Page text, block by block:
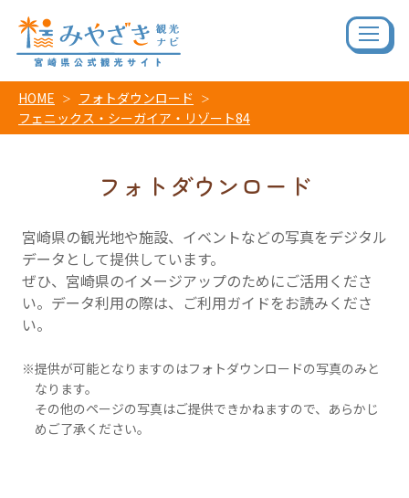
HOME
フォトダウンロード
フェニックス・シーガイア・リゾート84
フォトダウンロード
宮崎県の観光地や施設、イベントなどの写真をデジタル
データとして提供しています。
ぜひ、宮崎県のイメージアップのためにご活用くださ
い。データ利用の際は、ご利用ガイドをお読みくださ
い。
提供が可能となりますのはフォトダウンロードの写真のみと
なります。
その他のページの写真はご提供できかねますので、あらかじ
めご了承ください。